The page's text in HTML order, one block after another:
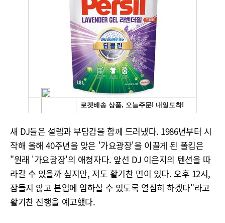
새 DJ들은 설렘과 부담감을 함께 드러냈다. 1986년부터 시
작해 올해 40주년을 맞은 '가요광장'을 이끌게 된 폴킴은
"원래 '가요광장'의 애청자다. 앞선 DJ 이은지의 텐션을 따
라갈 수 있을까 싶지만, 저도 활기찬 면이 있다. 오후 12시,
잠들지 않고 본업에 임하실 수 있도록 열심히 하겠다"라고
활기찬 진행을 예고했다.